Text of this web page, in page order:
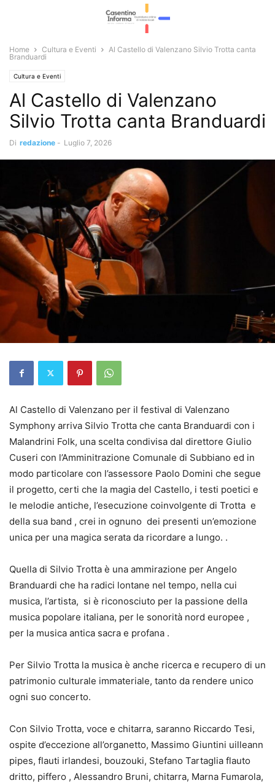
Home Cultura e Eventi
Al Castello di Valenzano Silvio Trotta canta
Branduardi
Cultura e Eventi
Al Castello di Valenzano
Silvio Trotta canta Branduardi
Di redazione - Luglio 7, 2026
Al Castello di Valenzano per il festival di Valenzano
Symphony arriva Silvio Trotta che canta Branduardi con i
Malandrini Folk, una scelta condivisa dal direttore Giulio
Cuseri con l’Amminitrazione Comunale di Subbiano ed in
modo particolare con l’assessore Paolo Domini che segue
il progetto, certi che la magia del Castello, i testi poetici e
le melodie antiche, l’esecuzione coinvolgente di Trotta e
della sua band , crei in ognuno dei presenti un’emozione
unica per una magica serata da ricordare a lungo. .
Quella di Silvio Trotta è una ammirazione per Angelo
Branduardi che ha radici lontane nel tempo, nella cui
musica, l’artista, si è riconosciuto per la passione della
musica popolare italiana, per le sonorità nord europee ,
per la musica antica sacra e profana .
Per Silvio Trotta la musica è anche ricerca e recupero di un
patrimonio culturale immateriale, tanto da rendere unico
ogni suo concerto.
Con Silvio Trotta, voce e chitarra, saranno Riccardo Tesi,
ospite d’eccezione all’organetto, Massimo Giuntini uilleann
pipes, flauti irlandesi, bouzouki, Stefano Tartaglia flauto
dritto, piffero , Alessandro Bruni, chitarra, Marna Fumarola,